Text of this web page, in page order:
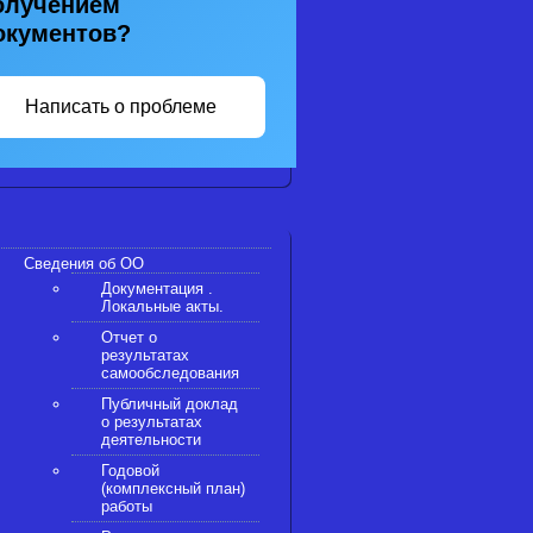
Написать о проблеме
Сведения об ОО
Документация .
Локальные акты.
Отчет о
результатах
самообследования
Публичный доклад
о результатах
деятельности
Годовой
(комплексный план)
работы